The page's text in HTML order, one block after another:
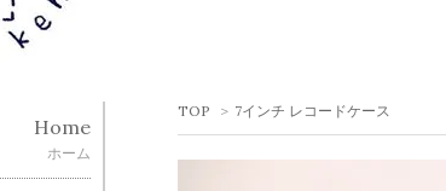
TOP > 7インチ レコードケース
Home
ホーム